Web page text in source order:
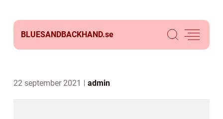
BLUESANDBACKHAND.se
22 september 2021 admin